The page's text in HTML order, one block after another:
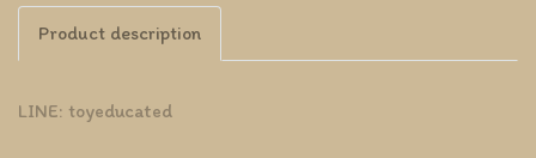
Product description
LINE: toyeducated